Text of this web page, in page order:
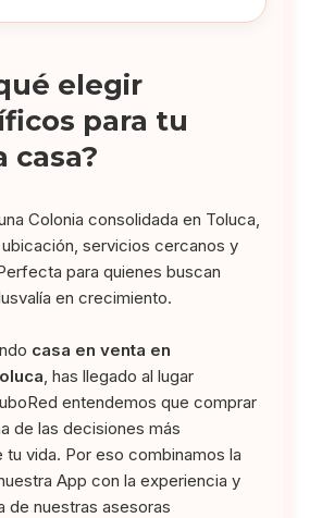
elegir
para tu
casa?
Colonia consolidada en Toluca,
servicios cercanos y
para quienes buscan
en crecimiento.
casa en venta en
, has llegado al lugar
entendemos que comprar
de las decisiones más
tu vida. Por eso combinamos la
App con la experiencia y
de nuestras asesoras